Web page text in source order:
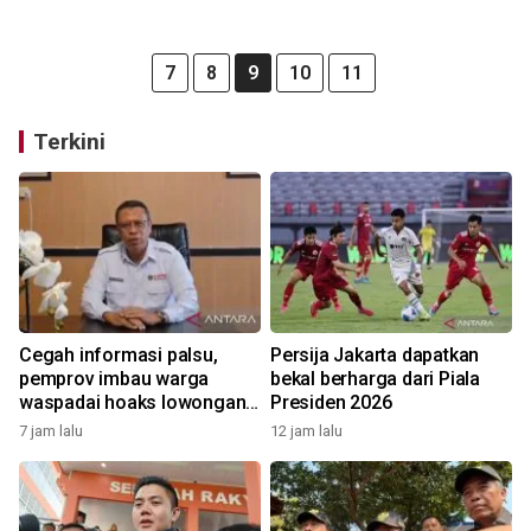
7 8 9 10 11
Terkini
Cegah informasi palsu,
pemprov imbau warga
waspadai hoaks lowongan
kerja Blok Masela
7 jam lalu
Persija Jakarta dapatkan
bekal berharga dari Piala
Presiden 2026
12 jam lalu